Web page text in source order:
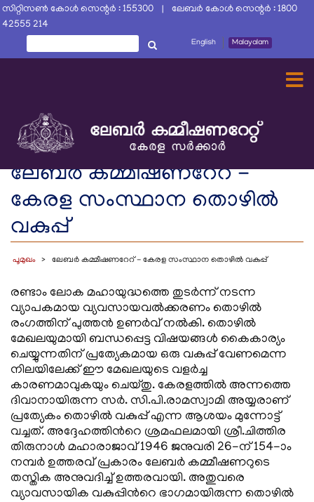
Skip
to
content
സിറ്റിസൺ കോൾ സെന്റർ : 155300 | ലേബർ കോൾ സെന്റർ : 1800
42555 214
തിരയൂ English Malayalam
ലേബര്‍ കമ്മീഷണറേറ് -
കേരള സംസ്ഥാന തൊഴിൽ
വകുപ്പ്
പൂമുഖം ലേബര്‍ കമ്മീഷണറേറ് - കേരള സംസ്ഥാന തൊഴിൽ വകുപ്പ്
രണ്ടാം ലോക മഹായുദ്ധത്തെ തുടര്‍ന്ന് നടന്ന
വ്യാപകമായ വ്യവസായവല്‍ക്കരണം തൊഴില്‍
രംഗത്തിന് പുത്തന്‍ ഉണര്‍വ് നല്‍കി. തൊഴില്‍
മേഖലയുമായി ബന്ധപ്പെട്ട വിഷയങ്ങള്‍ കൈകാര്യം
ചെയ്യുന്നതിന് പ്രത്യേകമായ ഒരു വകുപ്പ് വേണമെന്ന
നിലയിലേക്ക് ഈ മേഖലയുടെ വളര്‍ച്ച
കാരണമാവുകയും ചെയ്തു. കേരളത്തില്‍ അന്നത്തെ
ദിവാനായിരുന്ന സര്‍. സി.പി.രാമസ്വാമി അയ്യരാണ്
പ്രത്യേകം തൊഴില്‍ വകുപ്പ് എന്ന ആശയം മുന്നോട്ട്
വച്ചത്. അദ്ദേഹത്തിന്‍റെ ശ്രമഫലമായി ശ്രീ.ചിത്തിര
തിരുനാള്‍ മഹാരാജാവ് 1946 ജനുവരി 26-ന് 154-ാം
നമ്പര്‍ ഉത്തരവ് പ്രകാരം ലേബര്‍ കമ്മീഷണറുടെ
തസ്തിക അനുവദിച്ച് ഉത്തരവായി. അതുവരെ
വ്യാവസായിക വകുപ്പിന്‍റെ ഭാഗമായിരുന്ന തൊഴില്‍